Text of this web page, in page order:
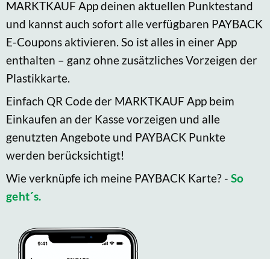
MARKTKAUF App deinen aktuellen Punktestand
und kannst auch sofort alle verfügbaren PAYBACK
E-Coupons aktivieren. So ist alles in einer App
enthalten – ganz ohne zusätzliches Vorzeigen der
Plastikkarte.
Einfach QR Code der MARKTKAUF App beim
Einkaufen an der Kasse vorzeigen und alle
genutzten Angebote und PAYBACK Punkte
werden berücksichtigt!
Wie verknüpfe ich meine PAYBACK Karte? - So
geht´s.